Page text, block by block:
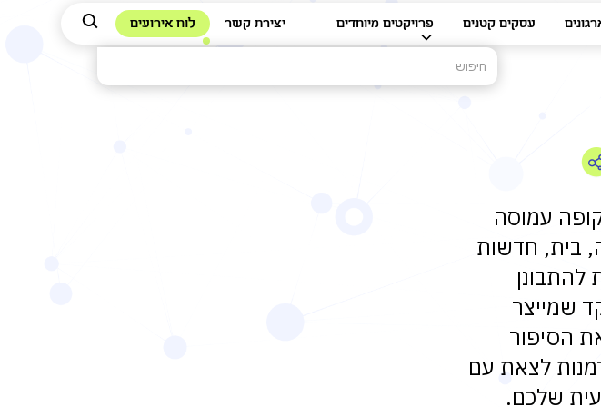
עסקים קטנים פרויקטים מיוחדים יצירת קשר לוח אירועים
עמוסה
בית, חדשות
להתבונן
שמייצר
הסיפור
לצאת עם
שלכם.